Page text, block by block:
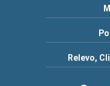
Relevo,